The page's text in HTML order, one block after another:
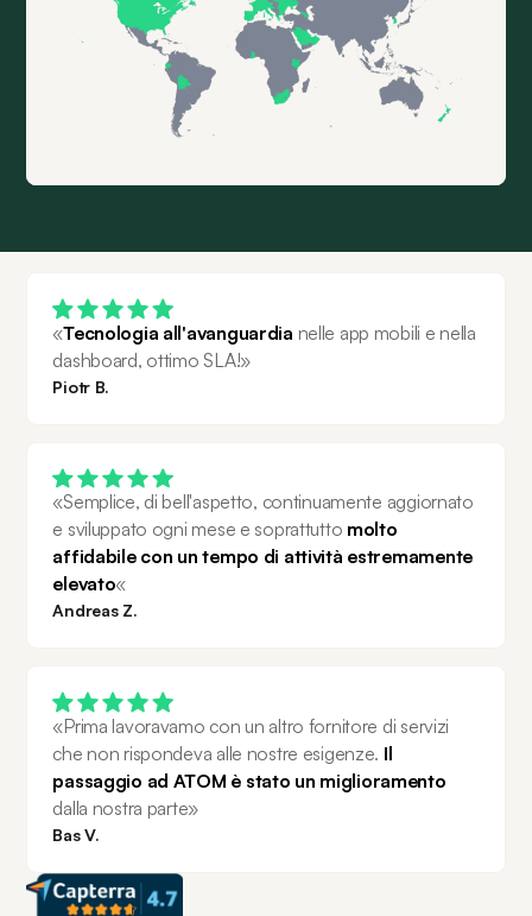
«Tecnologia all'avanguardia nelle app mobili e nella
dashboard, ottimo SLA!»
Piotr B.
«Semplice, di bell'aspetto, continuamente aggiornato
e sviluppato ogni mese e soprattutto molto
affidabile con un tempo di attività estremamente
elevato«
Andreas Z.
«Prima lavoravamo con un altro fornitore di servizi
che non rispondeva alle nostre esigenze. Il
dalla nostra parte»
Bas V.